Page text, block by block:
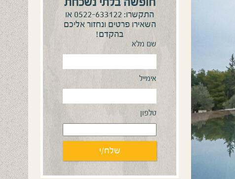
התקשרו: 0522-633122 או
השאירו פרטים ונחזור אליכם
בהקדם!
שם מלא
אימייל
טלפון